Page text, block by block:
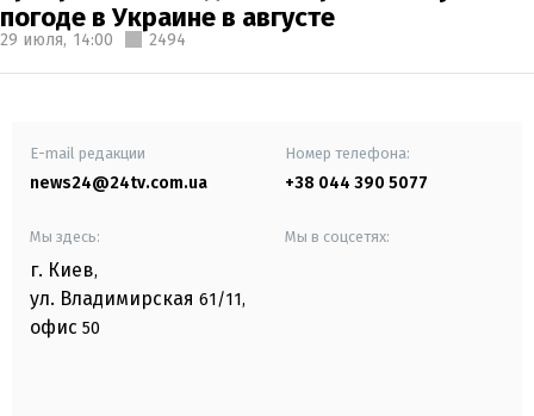
погоде в Украине в августе
29 июля, 14:00 2494
E-mail редакции
news24@24tv.com.ua
Номер телефона:
+38 044 390 5077
Мы здесь:
г. Киев,
ул. Владимирская 61/11,
офис 50
Мы в соцсетях: